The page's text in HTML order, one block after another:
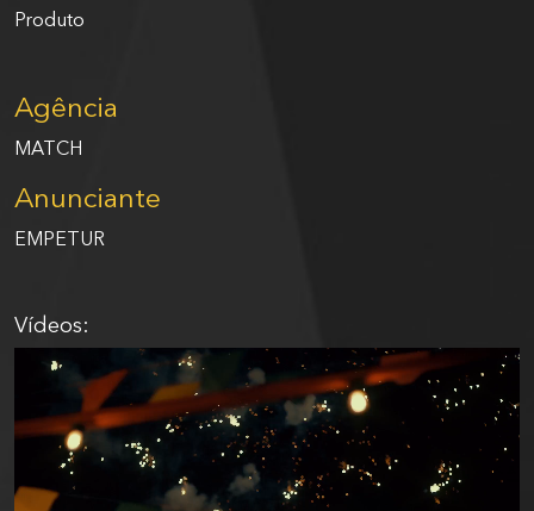
Produto
Agência
MATCH
Anunciante
EMPETUR
Vídeos: